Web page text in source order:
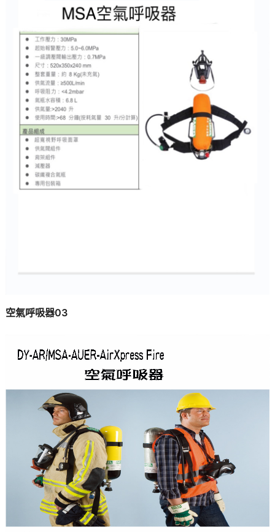
空氣呼吸器03